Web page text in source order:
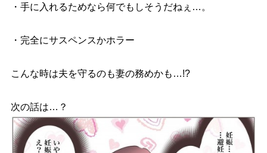
・手に入れるためなら何でもしそうだねぇ…。
・完全にサスペンスかホラー
こんな時は夫を守るのも妻の務めかも…!?
次の話は…？